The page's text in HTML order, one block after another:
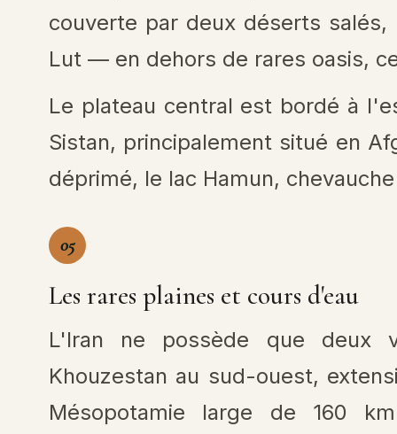
couverte par deux déserts
Lut — en dehors de rares oasis,
Le plateau central est bordé à
Sistan, principalement situé en
déprimé, le lac Hamun,
05
Les rares plaines et cours d'eau
L'Iran ne possède que deux
Khouzestan au sud-ouest,
Mésopotamie large de 160